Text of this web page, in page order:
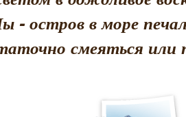
- остров в море
смеяться или